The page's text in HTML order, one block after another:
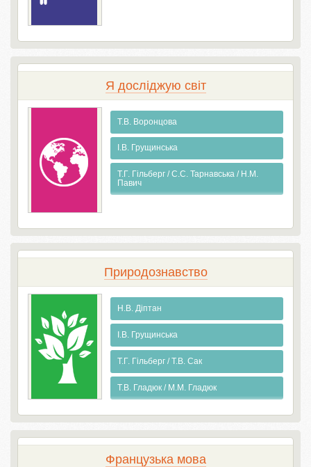
Я досліджую світ
Т.В. Воронцова
І.В. Грущинська
Т.Г. Гільберг / С.С. Тарнавська / Н.М.
Павич
Природознавство
Н.В. Діптан
І.В. Грущинська
Т.Г. Гільберг / Т.В. Сак
Т.В. Гладюк / М.М. Гладюк
Французька мова